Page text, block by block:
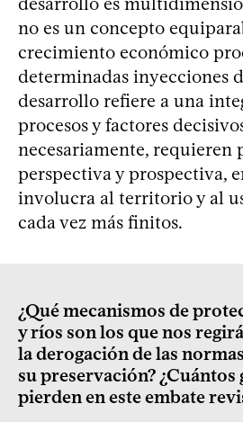
no es un concepto
crecimiento económico
determinadas inyecciones
desarrollo refiere a una
procesos y factores
necesariamente, requieren
perspectiva y prospectiva,
involucra al territorio y al
cada vez más finitos.
¿Qué mecanismos de
y ríos son los que nos
la derogación de las
su preservación? ¿Cuántos
pierden en este embate